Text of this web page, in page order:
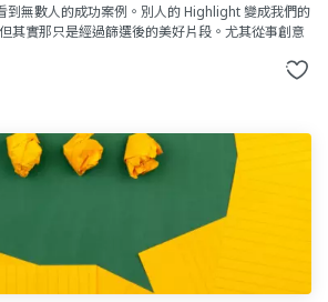
到無數人的成功案例。別人的 Highlight 變成我們的
其實那只是經過篩選後的美好片段。尤其從事創意
機制通常比較「外